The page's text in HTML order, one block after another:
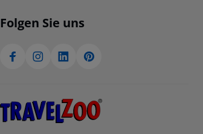
Folgen Sie uns